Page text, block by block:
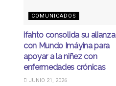
COMUNICADOS
ifahto consolida su alianza
con Mundo Imáyina para
apoyar a la niñez con
enfermedades crónicas
JUNIO 21, 2026